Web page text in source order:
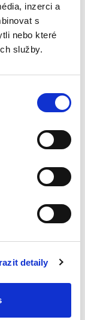
inzerci a
s
nebo které
služby.
detaily